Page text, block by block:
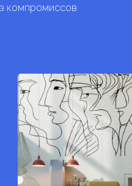
компромиссов